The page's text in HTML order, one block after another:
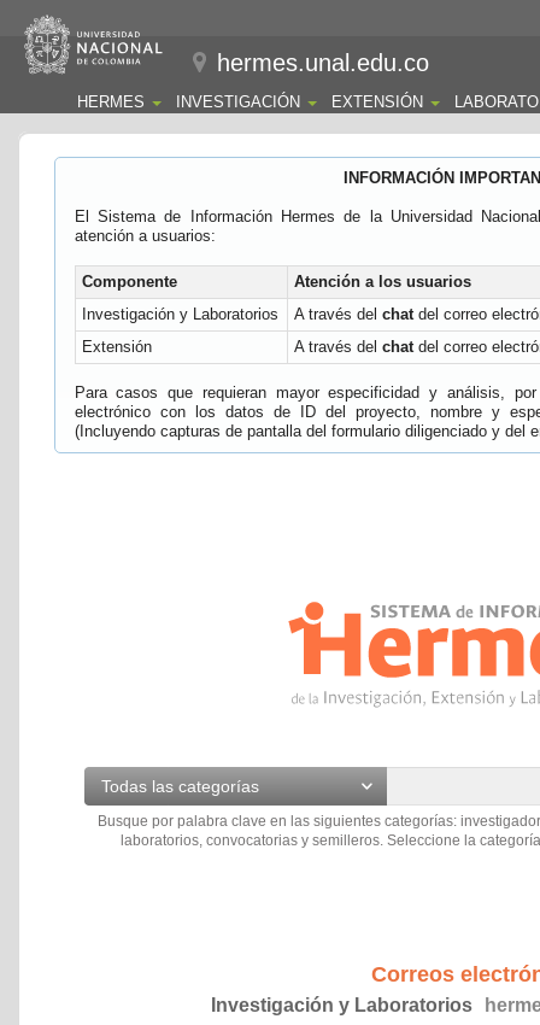
hermes.unal.edu.co
HERMES INVESTIGACIÓN EXTENSIÓN
INFORMACIÓN
El Sistema de Información Hermes de la Universidad
atención a usuarios:
Componente
Atención a los usuarios
Investigación y Laboratorios
A través del chatdel correo
Extensión
A través del chatdel correo
Para casos que requieran mayor especificidad y análisis,
electrónico con los datos de ID del proyecto, nombre y
(Incluyendo capturas de pantalla del formulario diligenciado y del
Todas las categorías
Busque por palabra clave en las siguientes categorías:
laboratorios, convocatorias y semilleros. Seleccione la
Correos
Investigación y Laboratorios